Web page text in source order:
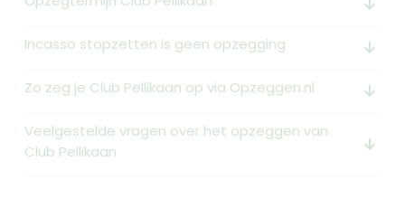
Incasso stopzetten is geen opzegging arrow_downward_alt
Zo zeg je Club Pellikaan op via Opzeggen.nl arrow_downward_alt
Veelgestelde vragen over het opzeggen van
Club Pellikaan
arrow_downward_alt